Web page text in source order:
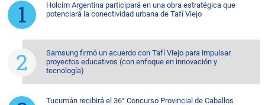
Holcim Argentina participará en una obra estratégica que
potenciará la conectividad urbana de Tafí Viejo
Samsung firmó un acuerdo con Tafí Viejo para impulsar
proyectos educativos (con enfoque en innovación y
tecnología)
Tucumán recibirá el 36° Concurso Provincial de Caballos